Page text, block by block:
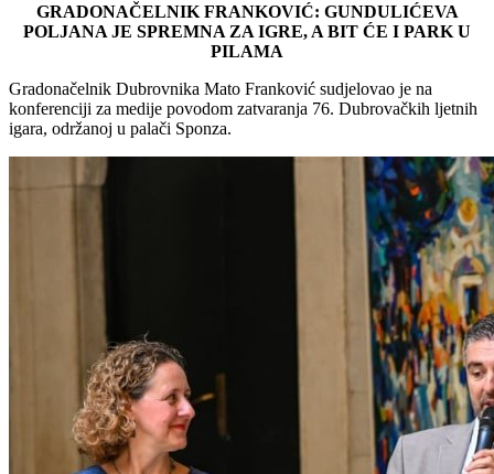
GRADONAČELNIK FRANKOVIĆ: GUNDULIĆEVA
POLJANA JE SPREMNA ZA IGRE, A BIT ĆE I PARK U
PILAMA
Gradonačelnik Dubrovnika Mato Franković sudjelovao je na
konferenciji za medije povodom zatvaranja 76. Dubrovačkih ljetnih
igara, održanoj u palači Sponza.